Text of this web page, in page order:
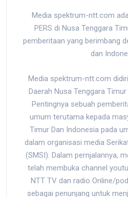
Media spektrum-ntt.com
PERS di Nusa Tenggara
pemberitaan yang berimbang
dan
Media spektrum-ntt.com
Daerah Nusa Tenggara
Pentingnya sebuah
umum terutama kepada
Timur Dan Indonesia pada
dalam organisasi media
(SMSI). Dalam pernjalannya,
telah membuka channel
NTT TV dan radio Online/
sebagai penunjang untuk